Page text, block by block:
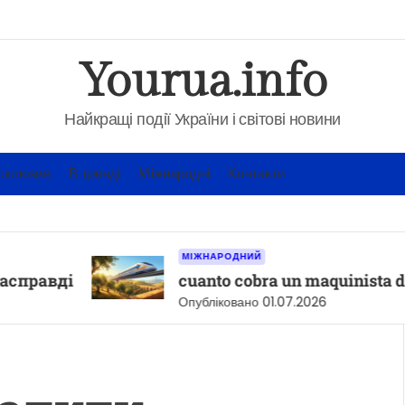
Yourua.info
Найкращі події України і світові новини
В тренді Міжнародні Контакти
МІЖНАРОДНИЙ
cuanto cobra un maquinista de
Опубліковано01.07.2026